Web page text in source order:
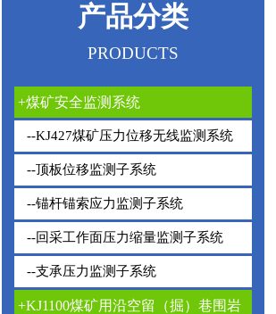
产品分类
PRODUCTS
+煤矿安全监测系统
--KJ427煤矿压力位移无线监测系统
--顶板位移监测子系统
--锚杆锚索应力监测子系统
--回采工作面压力缩量监测子系统
--支承压力监测子系统
+KJ1100煤矿用沿空留（掘）巷围岩